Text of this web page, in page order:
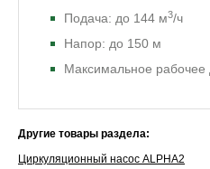
Подача: до 144 м3/ч
Напор: до 150 м
Максимальное рабочее
Другие товары раздела:
Циркуляционный насос ALPHA2